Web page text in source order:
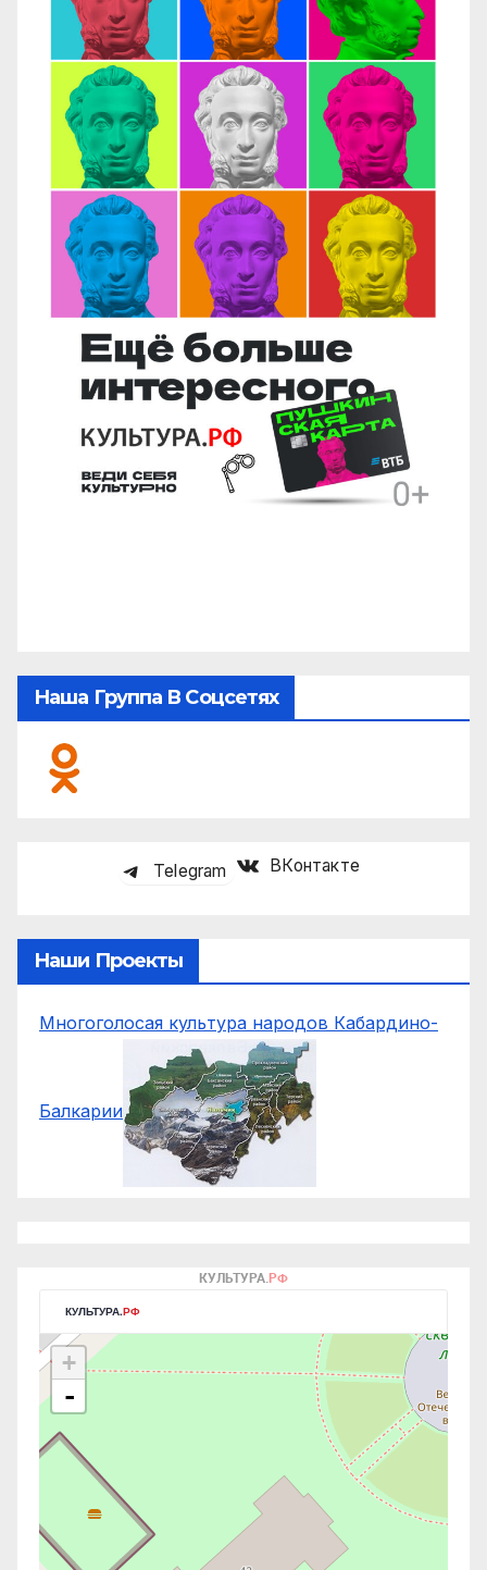
Наша Группа В Соцсетях
Telegram ВКонтакте
Наши Проекты
Многоголосая культура народов Кабардино-
Балкарии